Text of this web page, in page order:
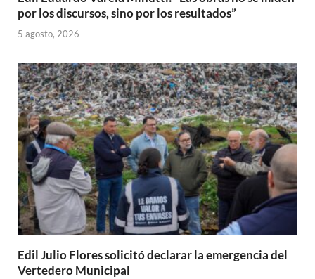
por los discursos, sino por los resultados”
5 agosto, 2026
Edil Julio Flores solicitó declarar la emergencia del
Vertedero Municipal